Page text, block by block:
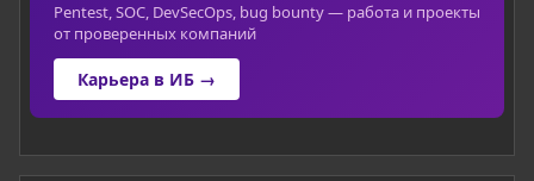
Pentest, SOC, DevSecOps, bug bounty — работа и проекты
от проверенных компаний
Карьера в ИБ →